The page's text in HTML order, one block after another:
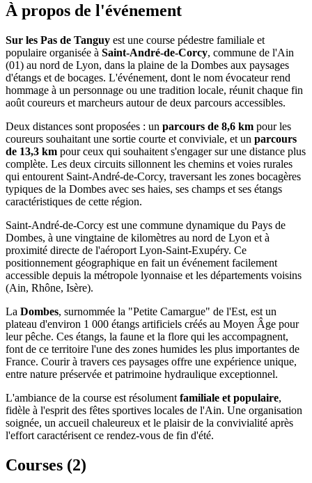
À propos de l'événement
Sur les Pas de Tanguy est une course pédestre familiale et
populaire organisée à Saint-André-de-Corcy, commune de l'Ain
(01) au nord de Lyon, dans la plaine de la Dombes aux paysages
d'étangs et de bocages. L'événement, dont le nom évocateur rend
hommage à un personnage ou une tradition locale, réunit chaque fin
août coureurs et marcheurs autour de deux parcours accessibles.
Deux distances sont proposées : un parcours de 8,6 km pour les
coureurs souhaitant une sortie courte et conviviale, et un parcours
de 13,3 km pour ceux qui souhaitent s'engager sur une distance plus
complète. Les deux circuits sillonnent les chemins et voies rurales
qui entourent Saint-André-de-Corcy, traversant les zones bocagères
typiques de la Dombes avec ses haies, ses champs et ses étangs
caractéristiques de cette région.
Saint-André-de-Corcy est une commune dynamique du Pays de
Dombes, à une vingtaine de kilomètres au nord de Lyon et à
proximité directe de l'aéroport Lyon-Saint-Exupéry. Ce
positionnement géographique en fait un événement facilement
accessible depuis la métropole lyonnaise et les départements voisins
(Ain, Rhône, Isère).
La Dombes, surnommée la "Petite Camargue" de l'Est, est un
plateau d'environ 1 000 étangs artificiels créés au Moyen Âge pour
leur pêche. Ces étangs, la faune et la flore qui les accompagnent,
font de ce territoire l'une des zones humides les plus importantes de
France. Courir à travers ces paysages offre une expérience unique,
entre nature préservée et patrimoine hydraulique exceptionnel.
L'ambiance de la course est résolument familiale et populaire,
fidèle à l'esprit des fêtes sportives locales de l'Ain. Une organisation
soignée, un accueil chaleureux et le plaisir de la convivialité après
l'effort caractérisent ce rendez-vous de fin d'été.
Courses (2)